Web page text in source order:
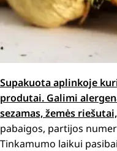
Supakuota aplinkoje
produtai. Galimi
sezamas, žemės
pabaigos, partijos
Tinkamumo laikui